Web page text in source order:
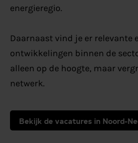
energieregio.
Daarnaast vind je er relevante
ontwikkelingen binnen de
alleen op de hoogte, maar
netwerk.
Bekijk de vacatures in Noord-